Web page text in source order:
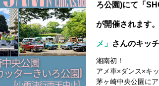
ろ公園)にて「
が開催されます
メ」 さんのキッ
湘南初！
アメ車×ダンス×キ
茅ヶ崎中央公園にア